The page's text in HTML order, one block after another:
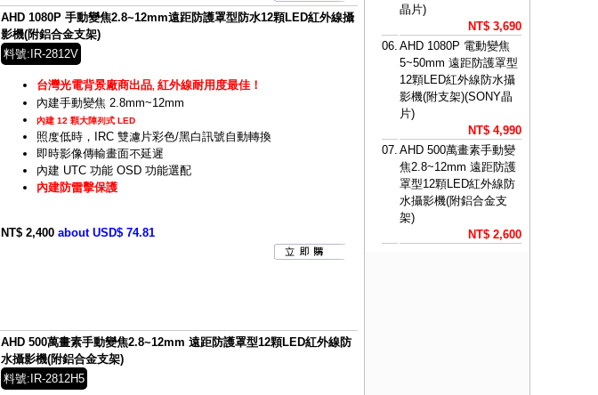
AHD 1080P 手動變焦2.8~12mm遠距防護罩型防水12顆LED紅外線攝
影機(附鋁合金支架)
料號:IR-2812V
台灣光電背景廠商出品, 紅外線耐用度最佳！
內建手動變焦 2.8mm~12mm
內建 12 顆大陣列式 LED
照度低時，IRC 雙濾片彩色/黑白訊號自動轉換
即時影像傳輸畫面不延遲
內建 UTC 功能 OSD 功能選配
內建防雷擊保護
NT$ 2,400 about USD$ 74.81
AHD 500萬畫素手動變焦2.8~12mm 遠距防護罩型12顆LED紅外線防
水攝影機(附鋁合金支架)
料號:IR-2812H5
晶片)
NT$ 3,690
06. AHD 1080P 電動變焦
5~50mm 遠距防護罩型
12顆LED紅外線防水攝
影機(附支架)(SONY晶
片)
NT$ 4,990
07. AHD 500萬畫素手動變
焦2.8~12mm 遠距防護
罩型12顆LED紅外線防
水攝影機(附鋁合金支
架)
NT$ 2,600